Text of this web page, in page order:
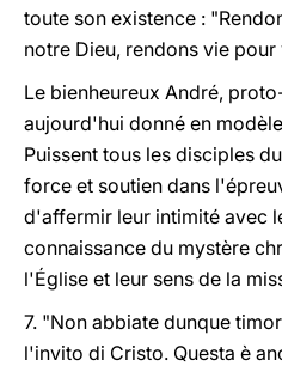
toute son existence :
notre Dieu, rendons vie pour
Le bienheureux André,
aujourd'hui donné en
Puissent tous les disciples
force et soutien dans
d'affermir leur intimité avec
connaissance du mystère
l'Église et leur sens de la
7. "Non abbiate dunque
l'invito di Cristo. Questa è